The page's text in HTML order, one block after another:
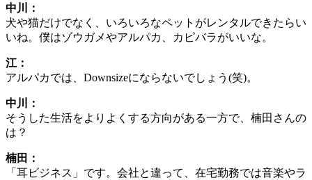
中川：
犬や猫だけでなく、いろいろなペットがレンタルできたらい
いね。僕はゾウガメやアルパカ、カピバラがいいな。
江：
アルパカでは、Downsizeにならないでしょう(笑)。
中川：
そうした生活をよりよくする方向がある一方で、楠田さんの
は？
楠田：
「耳ビジネス」です。会社と違って、在宅勤務では音楽やラ